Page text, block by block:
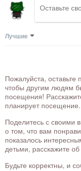
Лучшие
Пожалуйста,
чтобы другим людям
посещения!
планирует посещение.
Поделитесь с своими
о том, что вам
показалось
детьми, расскажите
Будьте корректны, и